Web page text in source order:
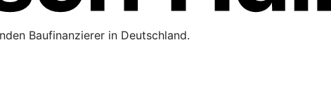
Baufinanzierer in Deutschland.